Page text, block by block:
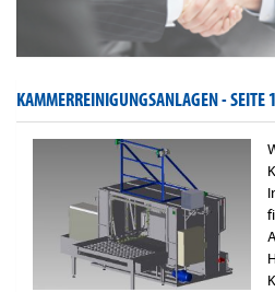
KAMMERREINIGUNGSANLAGEN -SEITE 1